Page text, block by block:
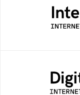
Ett digitalt
Öppen
för